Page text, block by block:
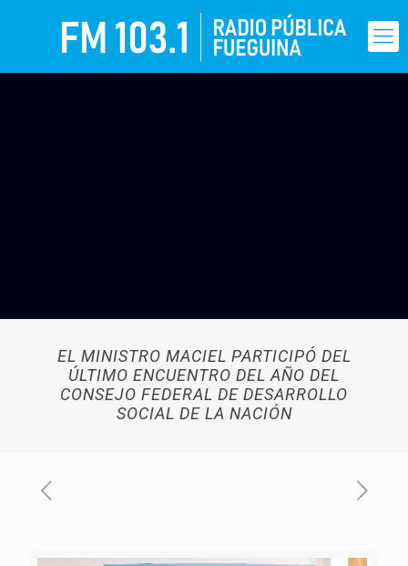
EL MINISTRO MACIEL PARTICIPÓ DEL
ÚLTIMO ENCUENTRO DEL AÑO DEL
CONSEJO FEDERAL DE DESARROLLO
SOCIAL DE LA NACIÓN